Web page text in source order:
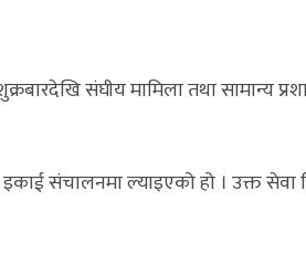
संघीय मामिला तथा सामान्य
संचालनमा ल्याइएको हो । उक्त सेवा